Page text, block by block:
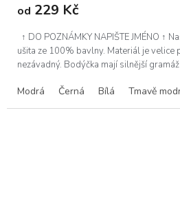
od 229 Kč
↑ DO POZNÁMKY NAPIŠTE JMÉNO ↑
ušita ze 100% bavlny. Materiál je velice
nezávadný. Bodýčka mají silnější gramáž
Modrá Černá Bílá Tmavě